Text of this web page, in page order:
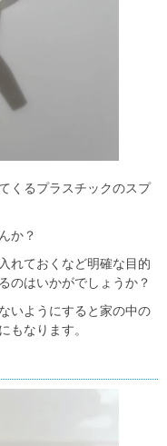
くるプラスチックのスプ
か？
れておくなど明確な目的
のはいかがでしょうか？
いようにすると家の中の
もなります。